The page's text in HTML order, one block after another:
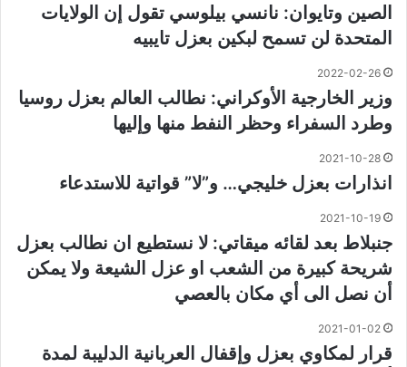
الصين وتايوان: نانسي بيلوسي تقول إن الولايات
المتحدة لن تسمح لبكين بعزل تايبيه
2022-02-26
وزير الخارجية الأوكراني: نطالب العالم بعزل روسيا
وطرد السفراء وحظر النفط منها وإليها
2021-10-28
انذارات بعزل خليجي… و”لا” قواتية للاستدعاء
2021-10-19
جنبلاط بعد لقائه ميقاتي: لا نستطيع ان نطالب بعزل
شريحة كبيرة من الشعب او عزل الشيعة ولا يمكن
أن نصل الى أي مكان بالعصي
2021-01-02
قرار لمكاوي بعزل وإقفال العربانية الدليبة لمدة